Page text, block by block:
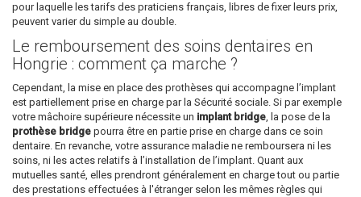
pour laquelle les tarifs des praticiens français, libres de fixer leurs prix,
peuvent varier du simple au double.
Le remboursement des soins dentaires en
Hongrie : comment ça marche ?
Cependant, la mise en place des prothèses qui accompagne l’implant
est partiellement prise en charge par la Sécurité sociale. Si par exemple
votre mâchoire supérieure nécessite un implant bridge, la pose de la
prothèse bridge pourra être en partie prise en charge dans ce soin
dentaire. En revanche, votre assurance maladie ne remboursera ni les
soins, ni les actes relatifs à l’installation de l’implant. Quant aux
mutuelles santé, elles prendront généralement en charge tout ou partie
des prestations effectuées à l'étranger selon les mêmes règles qui